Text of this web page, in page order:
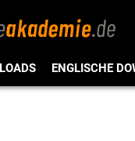
ENGLISCHE